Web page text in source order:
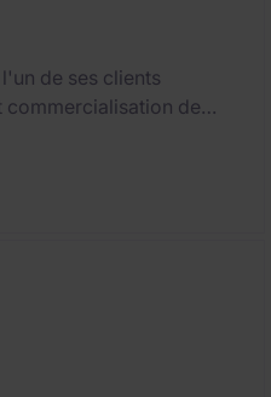
de ses clients
de
développer un